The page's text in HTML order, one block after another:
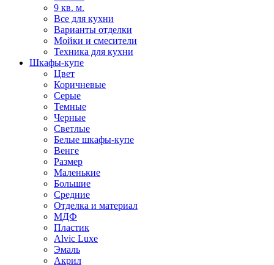
9 кв. м.
Все для кухни
Варианты отделки
Мойки и смесители
Техника для кухни
Шкафы-купе
Цвет
Коричневые
Серые
Темные
Черные
Светлые
Белые шкафы-купе
Венге
Размер
Маленькие
Большие
Средние
Отделка и материал
МДФ
Пластик
Alvic Luxe
Эмаль
Акрил